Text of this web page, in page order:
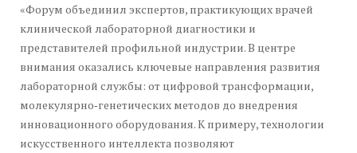
«Форум объединил экспертов, практикующих врачей
клинической лабораторной диагностики и
представителей профильной индустрии. В центре
внимания оказались ключевые направления развития
лабораторной службы: от цифровой трансформации,
молекулярно‑генетических методов до внедрения
инновационного оборудования. К примеру, технологии
искусственного интеллекта позволяют